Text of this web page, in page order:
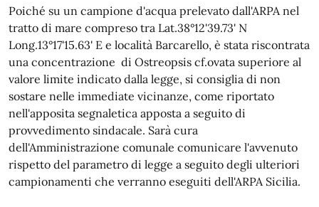
Poiché su un campione d'acqua prelevato dall'ARPA nel
tratto di mare compreso tra Lat.38°12'39.73' N
Long.13°17'15.63' E e località Barcarello, è stata riscontrata
una concentrazione di Ostreopsis cf.ovata superiore al
valore limite indicato dalla legge, si consiglia di non
sostare nelle immediate vicinanze, come riportato
nell'apposita segnaletica apposta a seguito di
provvedimento sindacale. Sarà cura
dell'Amministrazione comunale comunicare l'avvenuto
rispetto del parametro di legge a seguito degli ulteriori
campionamenti che verranno eseguiti dell'ARPA Sicilia.